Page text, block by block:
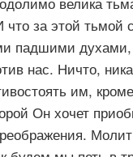
что за этой тьмой
падшими духами,
нас. Ничто,
им,
Он хочет